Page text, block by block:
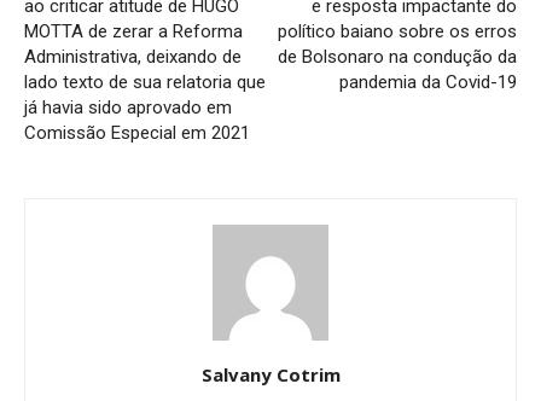
ao criticar atitude de HUGO
MOTTA de zerar a Reforma
Administrativa, deixando de
lado texto de sua relatoria que
já havia sido aprovado em
Comissão Especial em 2021
e resposta impactante do
político baiano sobre os erros
de Bolsonaro na condução da
pandemia da Covid-19
Salvany Cotrim